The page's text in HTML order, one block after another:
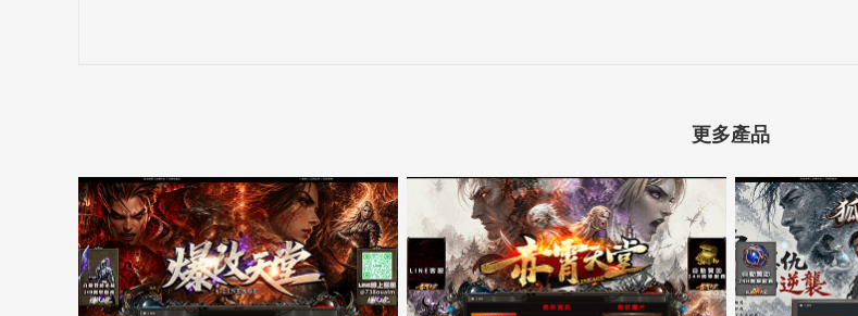
更多產品
5000客戶展示案例15 5000客戶展示案例14